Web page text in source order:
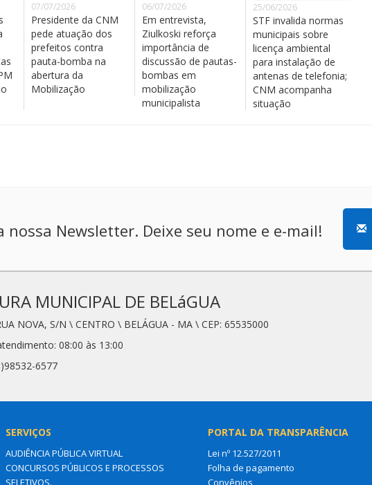
07/07/2026
Presidente da CNM
pede atuação dos
prefeitos contra
pauta-bomba na
abertura da
Mobilização
06/07/2026
Em entrevista,
Ziulkoski reforça
importância de
discussão de pautas-
bombas em
mobilização
municipalista
25/06/2026
STF invalida normas
municipais sobre
licença ambiental
para instalação de
antenas de telefonia;
CNM acompanha
situação
nossa Newsletter. Deixe seu nome e e-mail!
MUNICIPAL DE BELáGUA
NOVA, S/N \ CENTRO \ BELÁGUA - MA \ CEP: 65535000
08:00 às 13:00
6577
SERVIÇOS
AUDIÊNCIA PÚBLICA VIRTUAL
CONCURSOS PÚBLICOS E PROCESSOS
SELETIVOS.
PORTAL DA TRANSPARÊNCIA
Lei nº 12.527/2011
Folha de pagamento
Convênios